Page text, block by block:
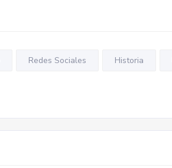
Redes Sociales Historia